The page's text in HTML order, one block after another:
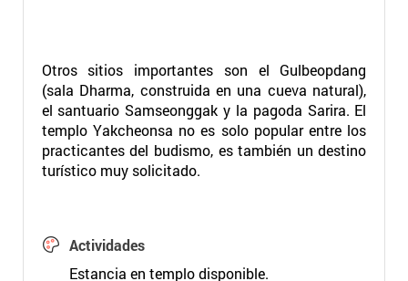
Otros sitios importantes son el Gulbeopdang
(sala Dharma, construida en una cueva natural),
el santuario Samseonggak y la pagoda Sarira. El
templo Yakcheonsa no es solo popular entre los
practicantes del budismo, es también un destino
turístico muy solicitado.
Actividades
Estancia en templo disponible.